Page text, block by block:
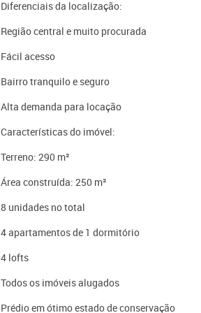
Diferenciais da localização:
Região central e muito procurada
Fácil acesso
Bairro tranquilo e seguro
Alta demanda para locação
Características do imóvel:
Terreno: 290 m²
Área construída: 250 m²
8 unidades no total
4 apartamentos de 1 dormitório
4 lofts
Todos os imóveis alugados
Prédio em ótimo estado de conservação